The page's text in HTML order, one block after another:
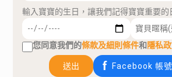
輸入寶寶的生日，讓我們記得寶寶重要的
您同意我們的條款及細則條件和隱私
送出 Facebook 帳